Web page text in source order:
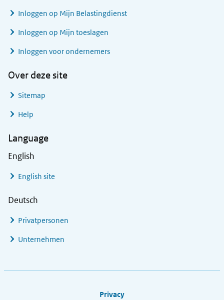
Inloggen op Mijn Belastingdienst
Inloggen op Mijn toeslagen
Inloggen voor ondernemers
Over deze site
Sitemap
Help
Language
English
English site
Deutsch
Privatpersonen
Unternehmen
Privacy